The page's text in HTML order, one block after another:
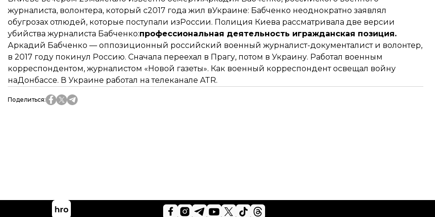
журналиста, волонтера, который с2017 года жил вУкраине: Бабченко неоднократно заявлял
обугрозах отлюдей, которые поступали изРоссии. Полиция Киева рассматривала две версии
убийства журналиста Бабченко:профессиональная деятельность игражданская позиция.
Аркадий Бабченко — оппозиционный российский военный журналист-документалист и волонтер,
в 2017 году покинул Россию. Сначала переехал в Прагу, потом в Украину. Работал военным
корреспондентом, журналистом «Новой газеты». Как военный корреспондент освещал войну
наДонбассе. В Украине работал на телеканале ATR.
Поделиться: